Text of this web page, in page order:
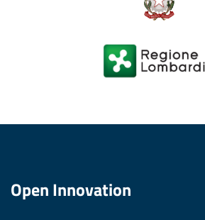
Open Innovation